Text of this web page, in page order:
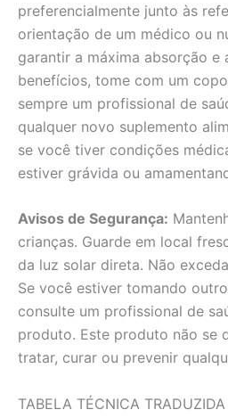
preferencialmente junto às
orientação de um médico ou
garantir a máxima absorção
benefícios, tome com um
sempre um profissional de
qualquer novo suplemento
se você tiver condições
estiver grávida ou
Avisos de Segurança:
crianças. Guarde em local
da luz solar direta. Não
Se você estiver tomando
consulte um profissional de
produto. Este produto não se
tratar, curar ou prevenir
TABELA TÉCNICA TRADUZIDA